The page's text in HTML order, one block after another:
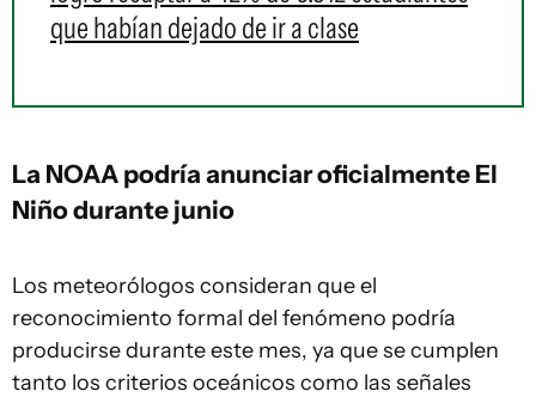
que habían dejado de ir a clase
La NOAA podría anunciar oficialmente El
Niño durante junio
Los meteorólogos consideran que el
reconocimiento formal del fenómeno podría
producirse durante este mes, ya que se cumplen
tanto los criterios oceánicos como las señales